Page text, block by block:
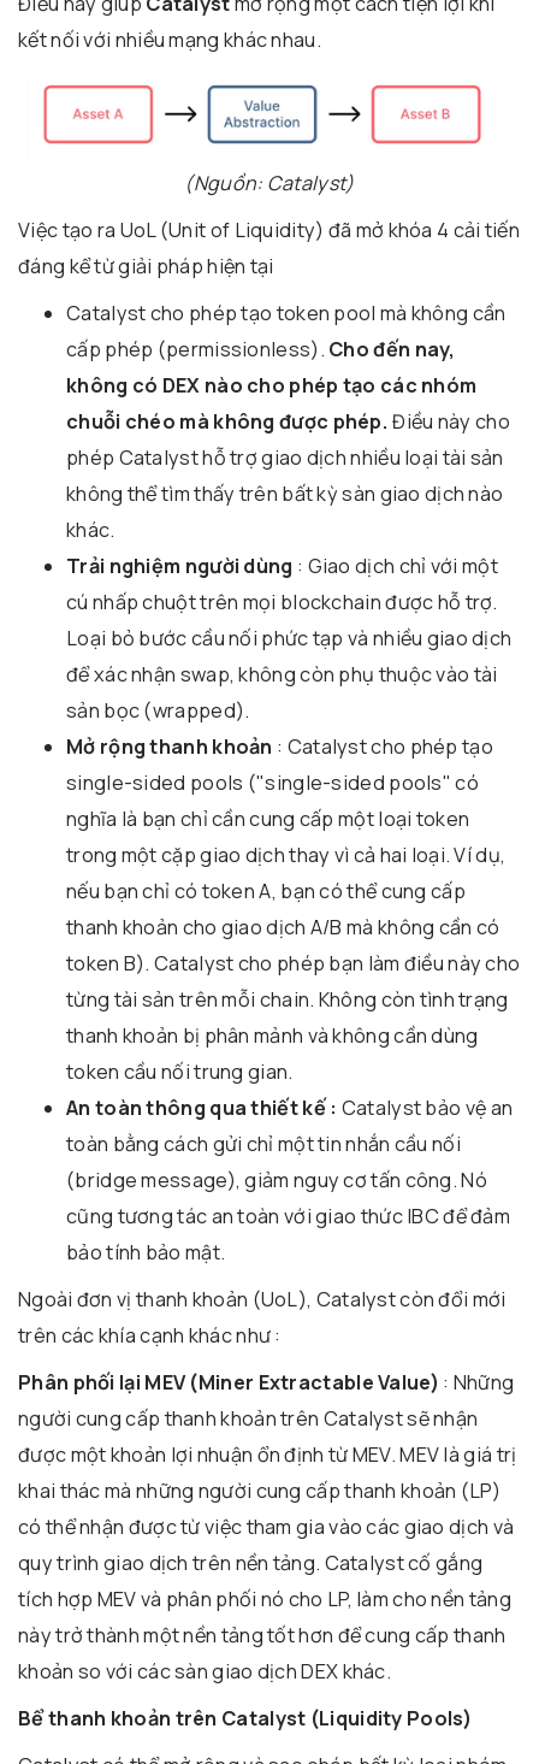
kết nối với nhiều mạng khác nhau.
(Nguồn: Catalyst)
Việc tạo ra UoL (Unit of Liquidity) đã mở khóa 4 cải tiến
đáng kể từ giải pháp hiện tại
Catalyst cho phép tạo token pool mà không cần
cấp phép (permissionless). Cho đến nay,
không có DEX nào cho phép tạo các nhóm
chuỗi chéo mà không được phép. Điều này cho
phép Catalyst hỗ trợ giao dịch nhiều loại tài sản
không thể tìm thấy trên bất kỳ sàn giao dịch nào
khác.
Trải nghiệm người dùng : Giao dịch chỉ với một
cú nhấp chuột trên mọi blockchain được hỗ trợ.
Loại bỏ bước cầu nối phức tạp và nhiều giao dịch
để xác nhận swap, không còn phụ thuộc vào tài
sản bọc (wrapped).
Mở rộng thanh khoản : Catalyst cho phép tạo
single-sided pools ("single-sided pools" có
nghĩa là bạn chỉ cần cung cấp một loại token
trong một cặp giao dịch thay vì cả hai loại. Ví dụ,
nếu bạn chỉ có token A, bạn có thể cung cấp
thanh khoản cho giao dịch A/B mà không cần có
token B). Catalyst cho phép bạn làm điều này cho
từng tài sản trên mỗi chain. Không còn tình trạng
thanh khoản bị phân mảnh và không cần dùng
token cầu nối trung gian.
An toàn thông qua thiết kế : Catalyst bảo vệ an
toàn bằng cách gửi chỉ một tin nhắn cầu nối
(bridge message), giảm nguy cơ tấn công. Nó
cũng tương tác an toàn với giao thức IBC để đảm
bảo tính bảo mật.
Ngoài đơn vị thanh khoản (UoL), Catalyst còn đổi mới
trên các khía cạnh khác như :
Phân phối lại MEV (Miner Extractable Value) : Những
người cung cấp thanh khoản trên Catalyst sẽ nhận
được một khoản lợi nhuận ổn định từ MEV. MEV là giá trị
khai thác mà những người cung cấp thanh khoản (LP)
có thể nhận được từ việc tham gia vào các giao dịch và
quy trình giao dịch trên nền tảng. Catalyst cố gắng
tích hợp MEV và phân phối nó cho LP, làm cho nền tảng
này trở thành một nền tảng tốt hơn để cung cấp thanh
khoản so với các sàn giao dịch DEX khác.
Bể thanh khoản trên Catalyst (Liquidity Pools)